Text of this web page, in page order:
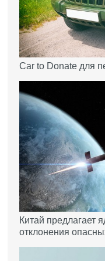
Car to Donate для
Китай предлагает
отклонения